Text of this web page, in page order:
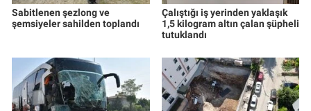
Sabitlenen şezlong ve
şemsiyeler sahilden toplandı
Çalıştığı iş yerinden yaklaşık
1,5 kilogram altın çalan şüpheli
tutuklandı